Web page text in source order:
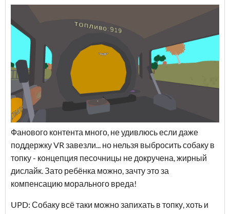
Фанового контента много, не удивлюсь если даже
поддержку VR завезли... но нельзя выбросить собаку в
топку - концепция песочницы не докручена, жирный
дислайк. Зато ребёнка можно, зачту это за
компенсацию морального вреда!
UPD: Собаку всё таки можно запихать в топку, хоть и